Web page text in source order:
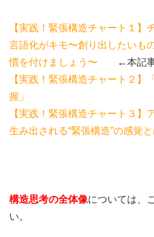
【実践！緊張構造チャート１】
言語化がキモ〜創り出したいも
慣を付けましょう〜 ←本記
【実践！緊張構造チャート２】
握」
【実践！緊張構造チャート３】
生み出される“緊張構造”の感覚と
構造思考の全体像については、
い。